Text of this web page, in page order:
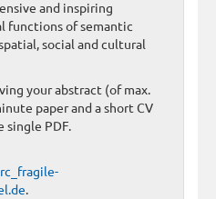
and inspiring
functions of semantic
social and cultural
your abstract (of max.
paper and a short CV
single PDF.
.